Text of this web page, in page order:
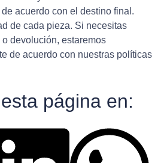
acuerdo con el destino final.
de cada pieza. Si necesitas
devolución, estaremos
de acuerdo con nuestras políticas
página en: